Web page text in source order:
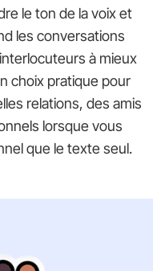
le ton de la voix et
les conversations
à mieux
choix pratique pour
relations, des amis
lorsque vous
que le texte seul.